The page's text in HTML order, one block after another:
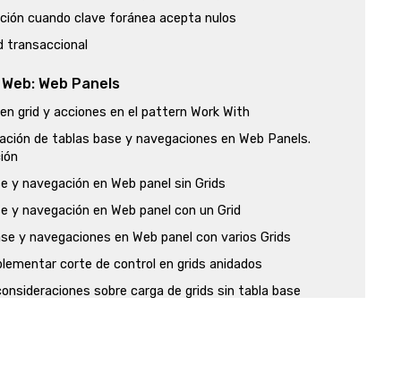
cuando clave foránea acepta nulos
transaccional
Web Panels
grid y acciones en el pattern Work With
de tablas base y navegaciones en Web Panels.
y navegación en Web panel sin Grids
y navegación en Web panel con un Grid
y navegaciones en Web panel con varios Grids
corte de control en grids anidados
sobre carga de grids sin tabla base